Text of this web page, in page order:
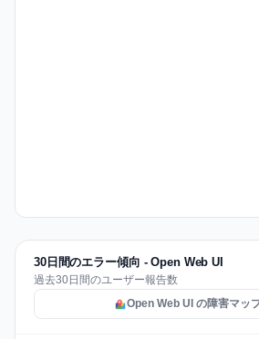
30日間のエラー傾向 - Open Web UI
過去30日間のユーザー報告数
Open Web UI の障害マッ